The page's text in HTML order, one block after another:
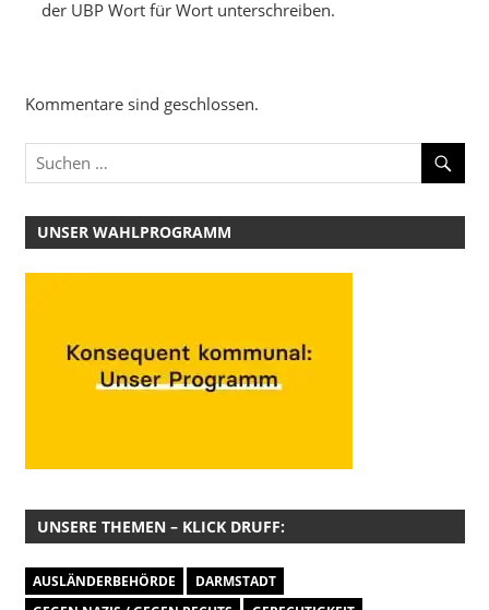
der UBP Wort für Wort unterschreiben.
Kommentare sind geschlossen.
UNSER WAHLPROGRAMM
UNSERE THEMEN – KLICK DRUFF:
AUSLÄNDERBEHÖRDE
DARMSTADT